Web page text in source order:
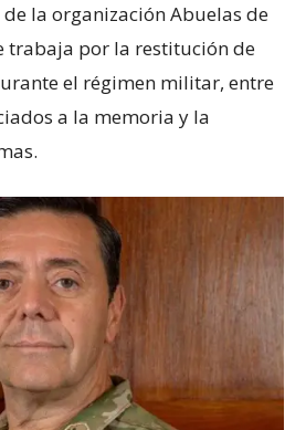
la organización Abuelas de
trabaja por la restitución de
el régimen militar, entre
a la memoria y la